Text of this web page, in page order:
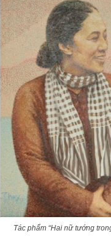
Tác phẩm “Hai nữ tướng